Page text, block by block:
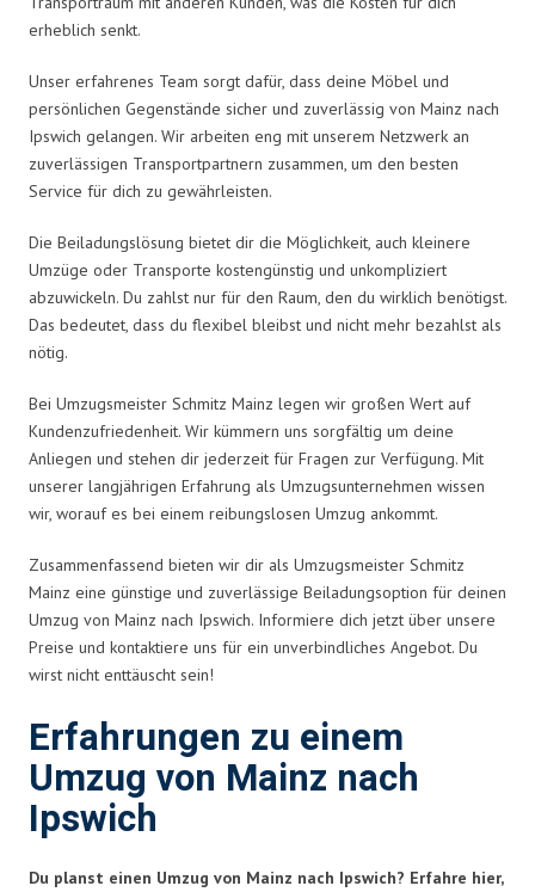
erheblich senkt.
Unser erfahrenes Team sorgt dafür, dass deine Möbel und
persönlichen Gegenstände sicher und zuverlässig von Mainz nach
Ipswich gelangen. Wir arbeiten eng mit unserem Netzwerk an
zuverlässigen Transportpartnern zusammen, um den besten
Service für dich zu gewährleisten.
Die Beiladungslösung bietet dir die Möglichkeit, auch kleinere
Umzüge oder Transporte kostengünstig und unkompliziert
abzuwickeln. Du zahlst nur für den Raum, den du wirklich benötigst.
Das bedeutet, dass du flexibel bleibst und nicht mehr bezahlst als
nötig.
Bei Umzugsmeister Schmitz Mainz legen wir großen Wert auf
Kundenzufriedenheit. Wir kümmern uns sorgfältig um deine
Anliegen und stehen dir jederzeit für Fragen zur Verfügung. Mit
unserer langjährigen Erfahrung als Umzugsunternehmen wissen
wir, worauf es bei einem reibungslosen Umzug ankommt.
Zusammenfassend bieten wir dir als Umzugsmeister Schmitz
Mainz eine günstige und zuverlässige Beiladungsoption für deinen
Umzug von Mainz nach Ipswich. Informiere dich jetzt über unsere
Preise und kontaktiere uns für ein unverbindliches Angebot. Du
wirst nicht enttäuscht sein!
Erfahrungen zu einem
Umzug von Mainz nach
Ipswich
Du planst einen Umzug von Mainz nach Ipswich? Erfahre hier,